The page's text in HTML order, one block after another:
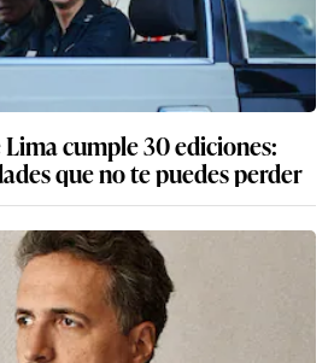
cumple 30 ediciones:
que no te puedes perder